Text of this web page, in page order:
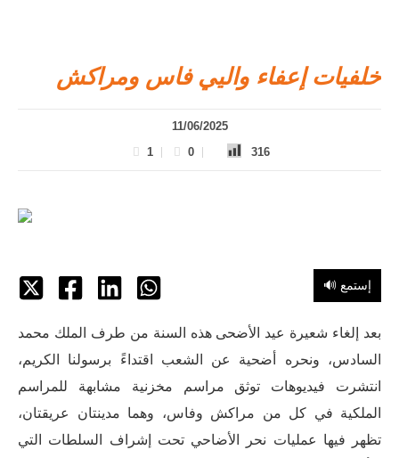
خلفيات إعفاء واليي فاس ومراكش
11/06/2025
1
0 316
🔊 إستمع
بعد إلغاء شعيرة عيد الأضحى هذه السنة من طرف الملك محمد
السادس، ونحره أضحية عن الشعب اقتداءً برسولنا الكريم،
انتشرت فيديوهات توثق مراسم مخزنية مشابهة للمراسم
الملكية في كل من مراكش وفاس، وهما مدينتان عريقتان،
تظهر فيها عمليات نحر الأضاحي تحت إشراف السلطات التي